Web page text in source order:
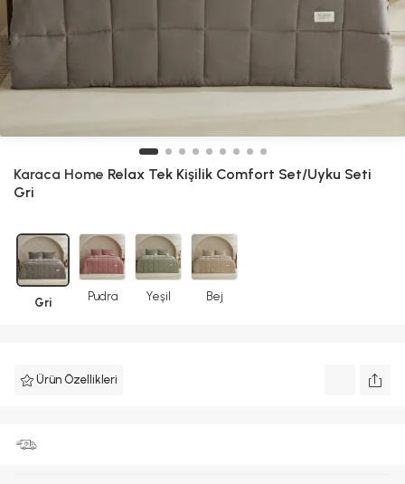
Karaca Home Relax Tek Kişilik Comfort Set/Uyku Seti
Gri
Gri Pudra Yeşil Bej
Ürün Özellikleri